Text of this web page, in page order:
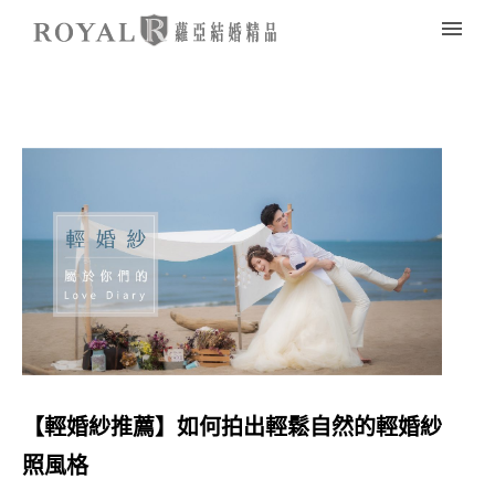
【輕婚紗推薦】如何拍出輕鬆自然的輕婚紗
照風格